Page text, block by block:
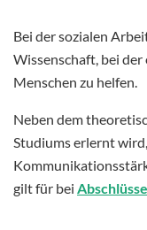
Bei der sozialen
Wissenschaft, bei
Menschen zu helfen.
Neben dem
Studiums erlernt
gilt für bei Abschlüsse